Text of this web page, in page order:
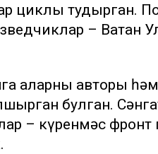
циклы тудырган.
– Ватан
аларның авторы
булган.
– күренмәс